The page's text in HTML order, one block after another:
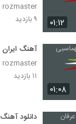
۰۱:۱۲
rozmaster
۹ بازدید
۰۱:۰۸
آهنگ
rozmaster
۱۱ بازدید
دانلود